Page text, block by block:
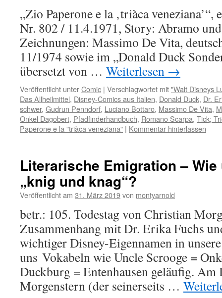
„Zio Paperone e la ‚triàca
Nr. 802 / 11.4.1971, Story: Abramo
Zeichnungen: Massimo De Vita,
11/1974 sowie im „Donald Duck
übersetzt von … Weiterlesen →
Veröffentlicht unterComic | Verschlagwortet mit"Walt Disneys
Das Allheilmittel, Disney-Comics aus Italien, Donald Duck, Dr.
schwer, Gudrun Penndorf, Luciano Bottaro, Massimo De Vita,
Onkel Dagobert, Pfadfinderhandbuch, Romano Scarpa, Tick;
Paperone e la "triàca veneziana" | Kommentar hinterlassen
Literarische Emigration –
„knig und knag“?
Veröffentlicht am 31. März 2019von montyarnold
betr.: 105. Todestag von Christian
Zusammenhang mit Dr. Erika Fuchs
wichtiger Disney-Eigennamen in
uns Vokabeln wie Uncle Scrooge =
Duckburg = Entenhausen geläufig.
Morgenstern (der seinerseits …